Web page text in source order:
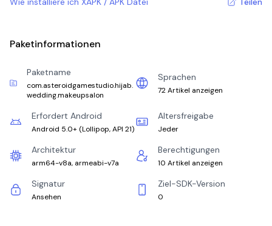
Paketinformationen
Paketname
com.asteroidgamestudio.hijab.
wedding.makeupsalon
Sprachen
72 Artikel anzeigen
Erfordert Android
Android 5.0+ (Lollipop, API 21)
Altersfreigabe
Jeder
Architektur
arm64-v8a, armeabi-v7a
Berechtigungen
10 Artikel anzeigen
Signatur
Ansehen
Ziel-SDK-Version
0